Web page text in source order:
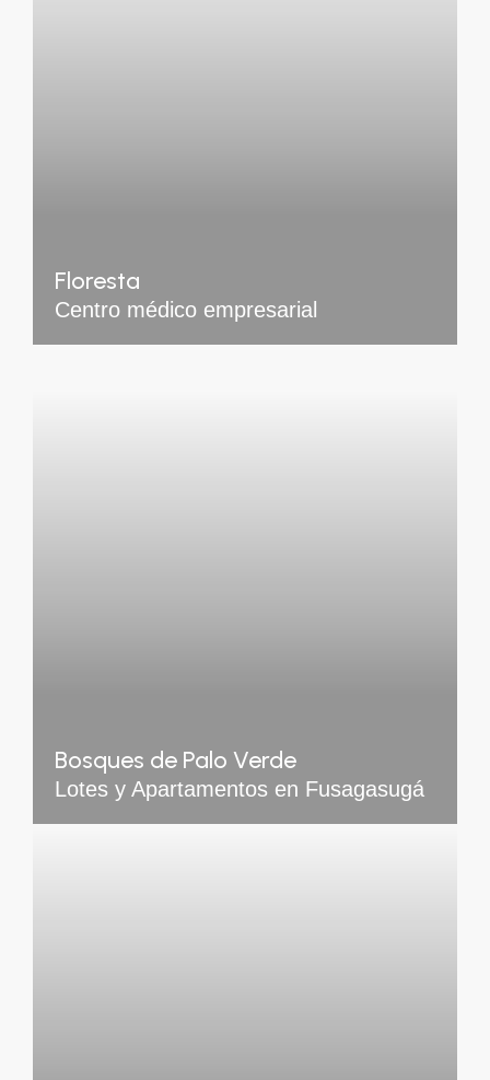
Floresta
Centro médico empresarial
Bosques de Palo Verde
Lotes y Apartamentos en Fusagasugá